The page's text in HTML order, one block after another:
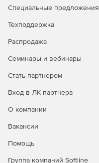
Специальные предложения
Техподдержка
Распродажа
Семинары и вебинары
Стать партнером
Вход в ЛК партнера
О компании
Вакансии
Помощь
Группа компаний Softline